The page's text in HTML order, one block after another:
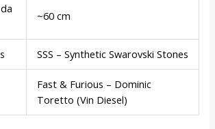
~60 cm
SSS – Synthetic Swarovski Stones
Fast & Furious – Dominic
Toretto (Vin Diesel)